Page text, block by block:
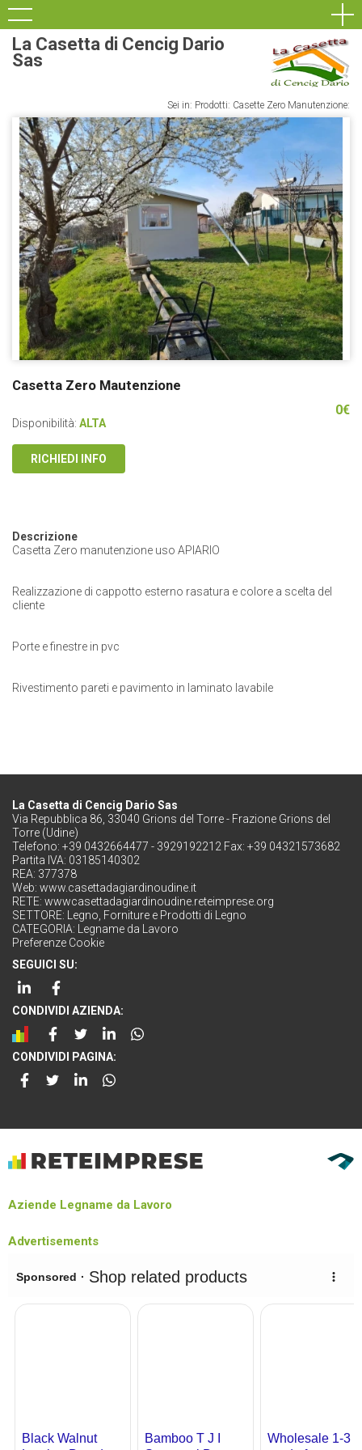
La Casetta di Cencig Dario
Sas
Sei in: Prodotti: Casette Zero Manutenzione:
Casetta Zero Mautenzione
0€
Disponibilità: ALTA
RICHIEDI INFO
Descrizione
Casetta Zero manutenzione uso APIARIO
Realizzazione di cappotto esterno rasatura e colore a scelta del
cliente
Porte e finestre in pvc
Rivestimento pareti e pavimento in laminato lavabile
La Casetta di Cencig Dario Sas
Via Repubblica 86, 33040 Grions del Torre - Frazione Grions del
Torre (Udine)
Telefono: +39 0432664477 - 3929192212 Fax: +39 04321573682
Partita IVA: 03185140302
REA: 377378
Web: www.casettadagiardinoudine.it
RETE: wwwcasettadagiardinoudine.reteimprese.org
SETTORE:
Legno, Forniture e Prodotti di Legno
CATEGORIA:
Legname da Lavoro
Preferenze Cookie
SEGUICI SU:
CONDIVIDI AZIENDA:
CONDIVIDI PAGINA:
Aziende Legname da Lavoro
Advertisements